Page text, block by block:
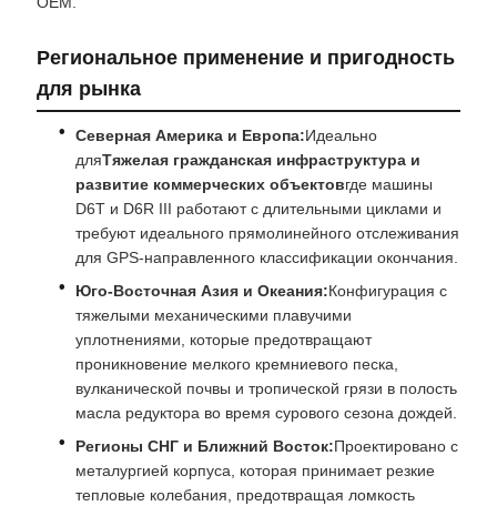
Региональное применение и пригодность
для рынка
Северная Америка и Европа:Идеально
дляТяжелая гражданская инфраструктура и
развитие коммерческих объектовгде машины
D6T и D6R III работают с длительными циклами и
требуют идеального прямолинейного отслеживания
для GPS-направленного классификации окончания.
Юго-Восточная Азия и Океания:Конфигурация с
тяжелыми механическими плавучими
уплотнениями, которые предотвращают
проникновение мелкого кремниевого песка,
вулканической почвы и тропической грязи в полость
масла редуктора во время сурового сезона дождей.
Регионы СНГ и Ближний Восток:Проектировано с
металургией корпуса, которая принимает резкие
тепловые колебания, предотвращая ломкость